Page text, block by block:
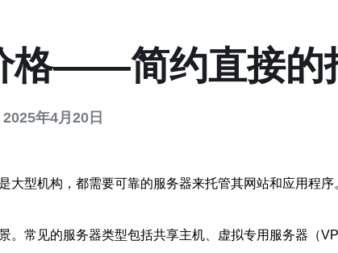
格——简约直接的
2025年4月20日
型机构，都需要可靠的服务器来托管其网站和应用程
常见的服务器类型包括共享主机、虚拟专用服务器（